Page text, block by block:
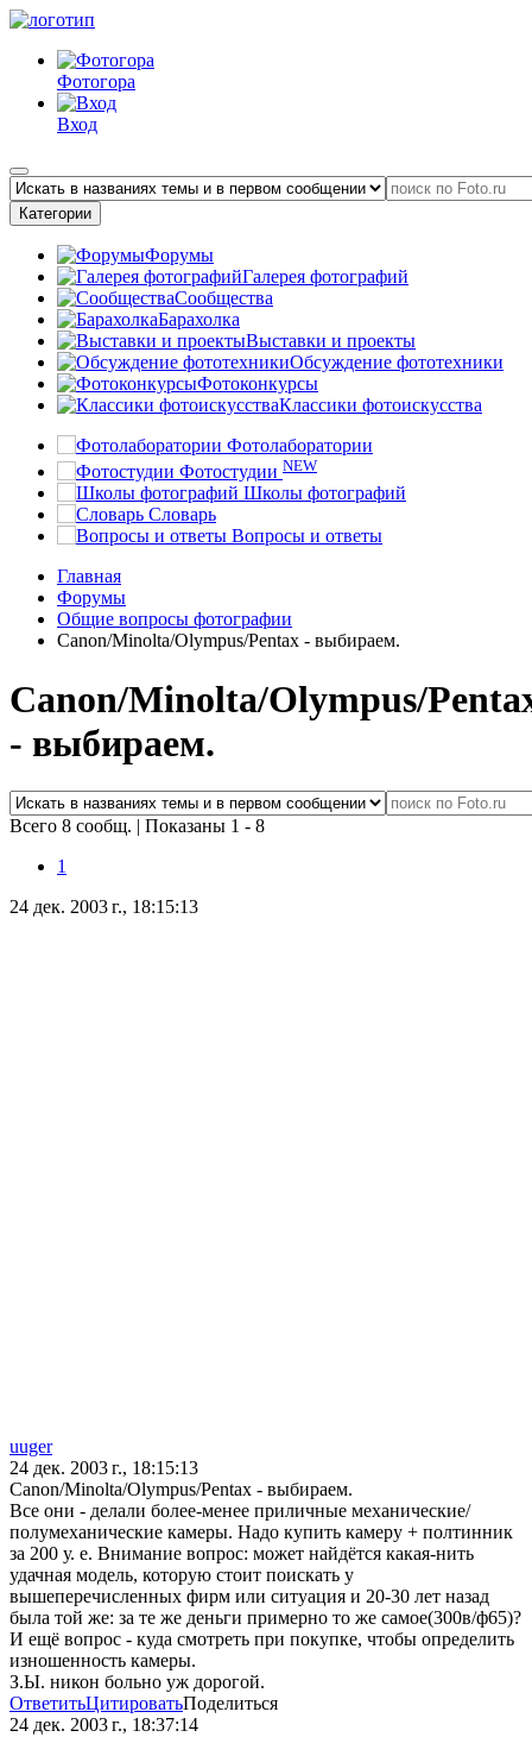
Фотогора
Вход
Категории
Форумы
Галерея фотографий
Сообщества
Барахолка
Выставки и проекты
Обсуждение фототехники
Фотоконкурсы
Классики фотоискусства
Фотолаборатории
Фотостудии NEW
Школы фотографий
Словарь
Вопросы и ответы
Главная
Форумы
Общие вопросы фотографии
Canon/Minolta/Olympus/Pentax - выбираем.
Canon/Minolta/Olympus/
- выбираем.
Всего 8 сообщ. | Показаны 1 - 8
1
24 дек. 2003 г., 18:15:13
uuger
24 дек. 2003 г., 18:15:13
Canon/Minolta/Olympus/Pentax - выбираем.
Все они - делали более-менее приличные механические/
полумеханические камеры. Надо купить камеру + полтинник
за 200 у. е. Внимание вопрос: может найдётся какая-нить
удачная модель, которую стоит поискать у
вышеперечисленных фирм или ситуация и 20-30 лет назад
была той же: за те же деньги примерно то же самое(300в/ф65)?
И ещё вопрос - куда смотреть при покупке, чтобы определить
изношенность камеры.
З.Ы. никон больно уж дорогой.
ОтветитьЦитироватьПоделиться
24 дек. 2003 г., 18:37:14